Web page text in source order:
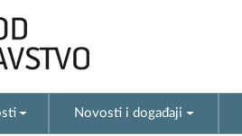
Novosti i događaji